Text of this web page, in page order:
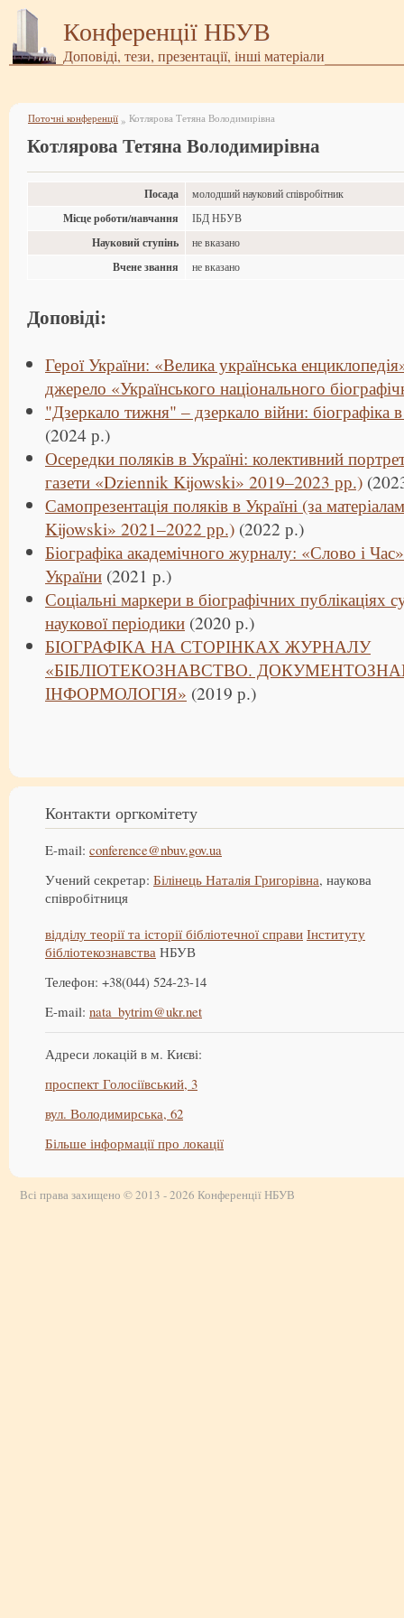
Конференції НБУВ
Доповіді, тези, презентації, інші матеріали
Поточні конференції » Котлярова Тетяна Володимирівна
Котлярова Тетяна Володимирівна
Посада молодший науковий співробітник
Місце роботи/навчання ІБД НБУВ
Науковий ступінь не вказано
Вчене звання не вказано
Доповіді:
Герої України: «Велика українська
джерело «Українського національного
"Дзеркало тижня" – дзеркало війни: біографіка
(2024 р.)
Осередки поляків в Україні: колективний
газети «Dziennik Kijowski» 2019–2023 рр.)
Самопрезентація поляків в Україні (за
Kijowski» 2021–2022 рр.) (2022 р.)
Біографіка академічного журналу: «Слово і
України (2021 р.)
Соціальні маркери в біографічних публікаціях
наукової періодики (2020 р.)
БІОГРАФІКА НА СТОРІНКАХ ЖУРНАЛУ
«БІБЛІОТЕКОЗНАВСТВО.
ІНФОРМОЛОГІЯ» (2019 р.)
Контакти оргкомітету
E-mail: conference@nbuv.gov.ua
Учений секретар: Білінець Наталія Григорівна, наукова
співробітниця
відділу теорії та історії бібліотечної справи Інституту
бібліотекознавства НБУВ
Телефон: +38(044) 524-23-14
E-mail: nata_bytrim@ukr.net
Адреси локацій в м. Києві:
проспект Голосіївський, 3
вул. Володимирська, 62
Більше інформації про локації
Всі права захищено © 2013 - 2026 Конференції НБУВ